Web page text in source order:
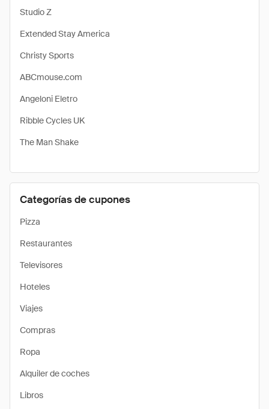
Studio Z
Extended Stay America
Christy Sports
ABCmouse.com
Angeloni Eletro
Ribble Cycles UK
The Man Shake
Categorías de cupones
Pizza
Restaurantes
Televisores
Hoteles
Viajes
Compras
Ropa
Alquiler de coches
Libros